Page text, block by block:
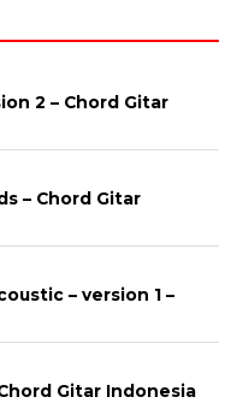
2 – Chord Gitar
– Chord Gitar
– version 1 –
Gitar Indonesia